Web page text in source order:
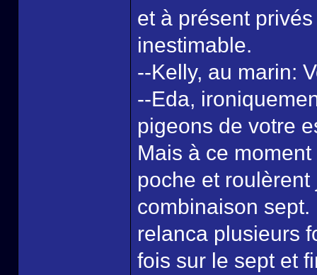
et à présent
inestimable.
--Kelly, au marin:
--Eda,
pigeons de votre
Mais à ce
poche et
combinaison
relanca plusieurs
fois sur le sept et